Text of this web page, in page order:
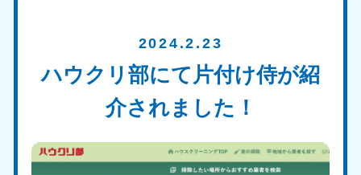
2024.2.23
ハウクリ部にて片付け侍が紹
介されました！